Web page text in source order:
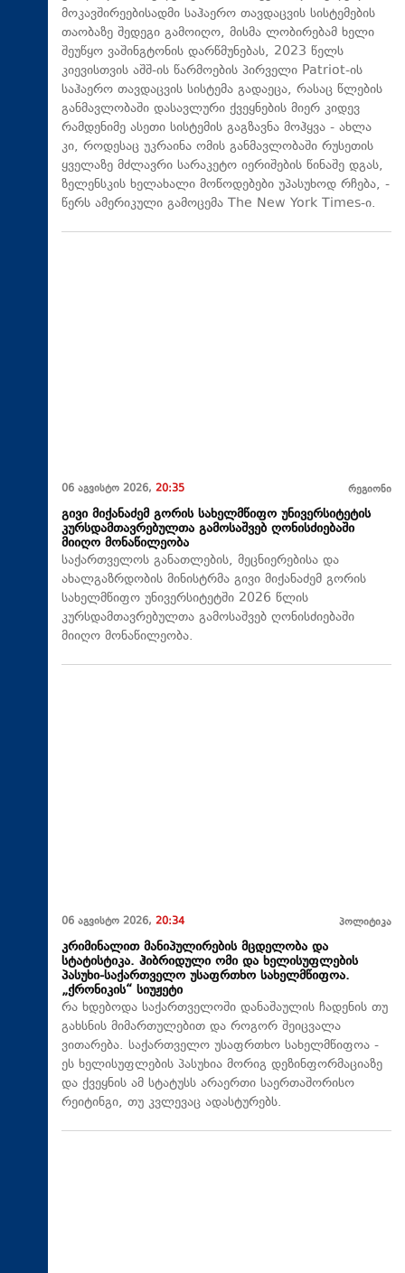
მოკავშირეებისადმი საჰაერო თავდაცვის სისტემების
თაობაზე შედეგი გამოიღო, მისმა ლობირებამ ხელი
შეუწყო ვაშინგტონის დარწმუნებას, 2023 წელს
კიევისთვის აშშ-ის წარმოების პირველი Patriot-ის
საჰაერო თავდაცვის სისტემა გადაეცა, რასაც წლების
განმავლობაში დასავლური ქვეყნების მიერ კიდევ
რამდენიმე ასეთი სისტემის გაგზავნა მოჰყვა - ახლა
კი, როდესაც უკრაინა ომის განმავლობაში რუსეთის
ყველაზე მძლავრი სარაკეტო იერიშების წინაშე დგას,
ზელენსკის ხელახალი მოწოდებები უპასუხოდ რჩება, -
წერს ამერიკული გამოცემა The New York Times-ი.
06 აგვისტო 2026, 20:35 რეგიონი
გივი მიქანაძემ გორის სახელმწიფო უნივერსიტეტის
კურსდამთავრებულთა გამოსაშვებ ღონისძიებაში
მიიღო მონაწილეობა
საქართველოს განათლების, მეცნიერებისა და
ახალგაზრდობის მინისტრმა გივი მიქანაძემ გორის
სახელმწიფო უნივერსიტეტში 2026 წლის
კურსდამთავრებულთა გამოსაშვებ ღონისძიებაში
მიიღო მონაწილეობა.
06 აგვისტო 2026, 20:34 პოლიტიკა
კრიმინალით მანიპულირების მცდელობა და
სტატისტიკა. ჰიბრიდული ომი და ხელისუფლების
პასუხი-საქართველო უსაფრთხო სახელმწიფოა.
„ქრონიკის“ სიუჟეტი
რა ხდებოდა საქართველოში დანაშაულის ჩადენის თუ
გახსნის მიმართულებით და როგორ შეიცვალა
ვითარება. საქართველო უსაფრთხო სახელმწიფოა -
ეს ხელისუფლების პასუხია მორიგ დეზინფორმაციაზე
და ქვეყნის ამ სტატუსს არაერთი საერთაშორისო
რეიტინგი, თუ კვლევაც ადასტურებს.